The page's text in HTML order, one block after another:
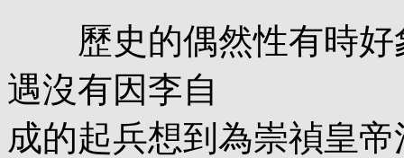
歷史的偶然性有時好
遇沒有因李自
成的起兵想到為崇禎皇